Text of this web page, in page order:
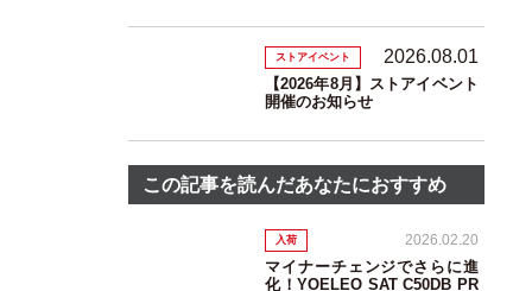
ストアイベント 2026.08.01
【2026年8月】ストアイベント
開催のお知らせ
この記事を読んだあなたにおすすめ
入荷 2026.02.20
マイナーチェンジでさらに進
化！YOELEO SAT C50DB PR